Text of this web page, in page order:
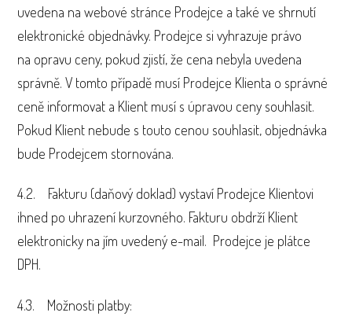
uvedena na webové stránce Prodejce a také ve shrnutí
elektronické objednávky. Prodejce si vyhrazuje právo
na opravu ceny, pokud zjistí, že cena nebyla uvedena
správně. V tomto případě musí Prodejce Klienta o správné
ceně informovat a Klient musí s úpravou ceny souhlasit.
Pokud Klient nebude s touto cenou souhlasit, objednávka
bude Prodejcem stornována.
4.2. Fakturu (daňový doklad) vystaví Prodejce Klientovi
ihned po uhrazení kurzovného. Fakturu obdrží Klient
elektronicky na jím uvedený e-mail. Prodejce je plátce
DPH.
4.3. Možnosti platby: